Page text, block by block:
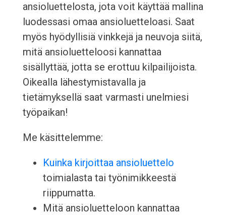
ansioluettelosta, jota voit käyttää mallina
luodessasi omaa ansioluetteloasi. Saat
myös hyödyllisiä vinkkejä ja neuvoja siitä,
mitä ansioluetteloosi kannattaa
sisällyttää, jotta se erottuu kilpailijoista.
Oikealla lähestymistavalla ja
tietämyksellä saat varmasti unelmiesi
työpaikan!
Me käsittelemme:
Kuinka kirjoittaa ansioluettelo
toimialasta tai työnimikkeestä
riippumatta.
Mitä ansioluetteloon kannattaa